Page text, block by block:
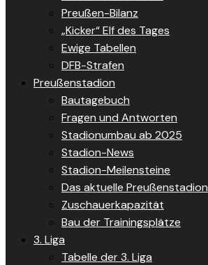
Preußen-Bilanz
„Kicker“ Elf des Tages
Ewige Tabellen
DFB-Strafen
Preußenstadion
Bautagebuch
Fragen und Antworten
Stadionumbau ab 2025
Stadion-News
Stadion-Meilensteine
Das aktuelle Preußenstadion
Zuschauerkapazität
Bau der Trainingsplätze
3. Liga
Tabelle der 3. Liga